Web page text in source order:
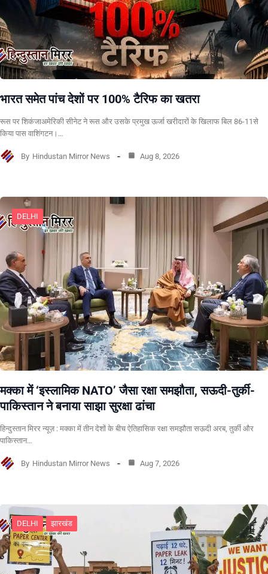
भारत समेत पांच देशों पर 100% टैरिफ का खतरा
रूस पर शिकंजाअमेरिकी सीनेट ने रूस और उसके प्रमुख ऊर्जा खरीदारों के खिलाफ बिल 86-11से
किया पास वाशिंगटन।…
By Hindustan Mirror News Aug 8, 2026
DELHI
मक्का में ‘इस्लामिक NATO’ जैसा रक्षा समझौता, सऊदी-तुर्की-
पाकिस्तान ने बनाया साझा सुरक्षा ढांचा
हिन्दुस्तान मिरर न्यूज़ : मक्का में तीन देशों के बीच ऐतिहासिक रक्षा समझौता सऊदी अरब, तुर्की और
पाकिस्तान…
By Hindustan Mirror News Aug 7, 2026
DELHI झारखंड